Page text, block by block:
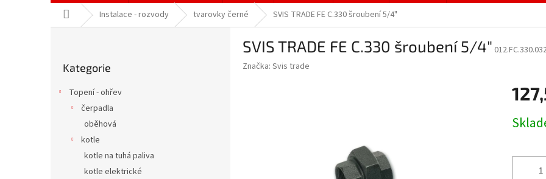
Domů Instalace - rozvody tvarovky černé SVIS TRADE FE C.330 šroubení 5/4"
kategorie
Kategorie
Topení - ohřev
čerpadla
oběhová
kotle
kotle na tuhá paliva
kotle elektrické
SVIS TRADE FE C.330 šroubení 5/4"
Značka: Svis trade
cena: